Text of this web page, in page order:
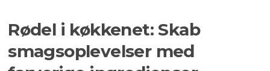
Rødel i køkkenet: Skab
smagsoplevelser med